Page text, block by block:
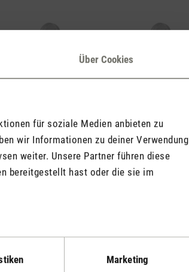
Über Cookies
für soziale Medien anbieten zu
wir Informationen zu deiner Verwendung
weiter. Unsere Partner führen diese
bereitgestellt hast oder die sie im
Marketing